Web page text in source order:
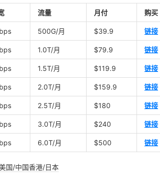
流量 月付 购买
500G/月 $39.9 链接
1.0T/月 $79.9 链接
1.5T/月 $119.9 链接
2.0T/月 $159.9 链接
2.5T/月 $180 链接
3.0T/月 $240 链接
6.0T/月 $500 链接
国/中国香港/日本